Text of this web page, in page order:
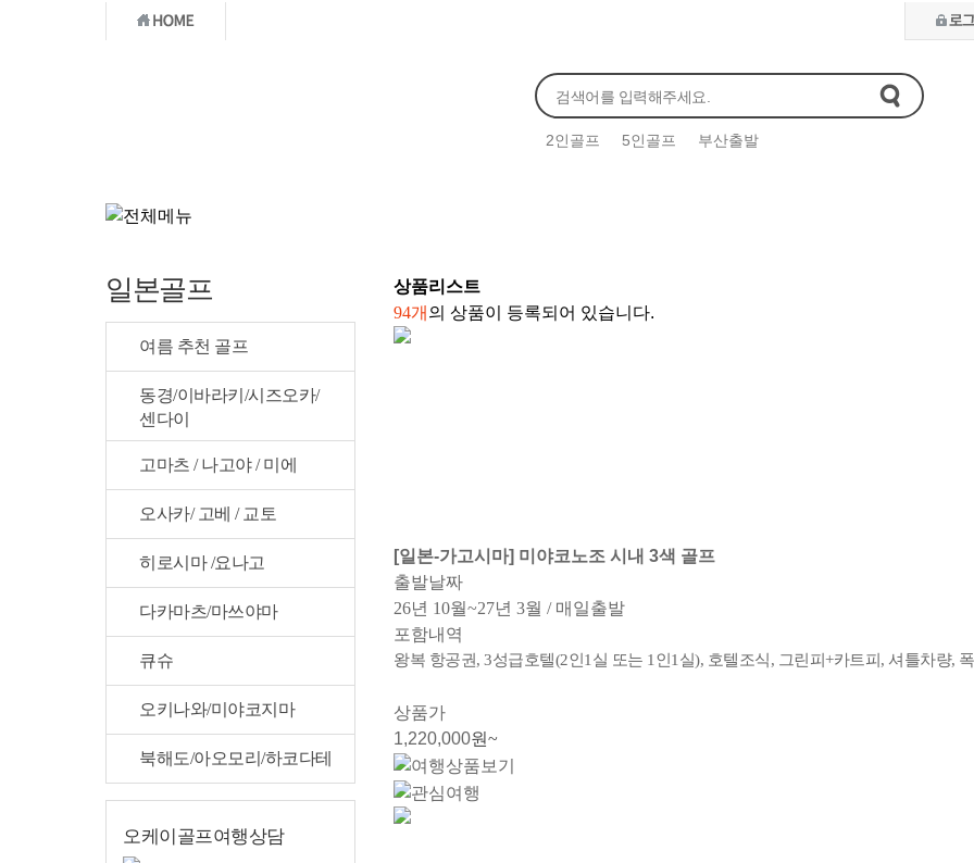
2인골프 5인골프 부산출발
일본골프
여름 추천 골프
동경/이바라키/시즈오카/
센다이
고마츠 / 나고야 / 미에
오사카/ 고베 / 교토
히로시마 /요나고
다카마츠/마쓰야마
큐슈
오키나와/미야코지마
북해도/아오모리/하코다테
오케이골프여행상담
상품리스트
94개 의 상품이 등록되어 있습니다.
[일본-가고시마] 미야코노조 시내 3색 골프
출발날짜
26년 10월~27년 3월 / 매일출발
포함내역
왕복 항공권, 3성급호텔(2인1실 또는 1인1실), 호텔조식, 그린피+카트피, 셔틀차량,
상품가
1,220,000원~